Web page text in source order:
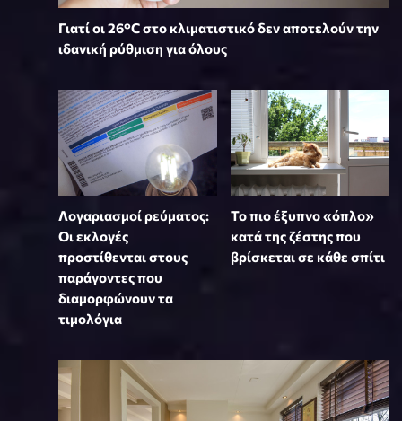
Γιατί οι 26°C στο κλιματιστικό δεν αποτελούν την
ιδανική ρύθμιση για όλους
Λογαριασμοί ρεύματος:
Οι εκλογές
προστίθενται στους
παράγοντες που
διαμορφώνουν τα
τιμολόγια
To πιο έξυπνο «όπλο»
κατά της ζέστης που
βρίσκεται σε κάθε σπίτι